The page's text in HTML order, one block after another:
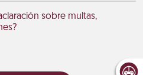
sobre multas,